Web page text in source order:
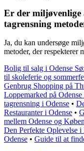
Er der
tagrensning
Ja, du kan undersøge
metoder, der respekterer
Bolig til salg i Odense
til skoleferie og
Genbrug Shopping på
Loppemarked på
tagrensning i Odense •
Restauranter i Odense •
mellem Odense og
Den Perfekte Oplevelse i
Odense • Guide til at